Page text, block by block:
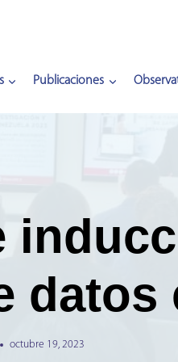
Publicaciones
datos
octubre 19, 2023